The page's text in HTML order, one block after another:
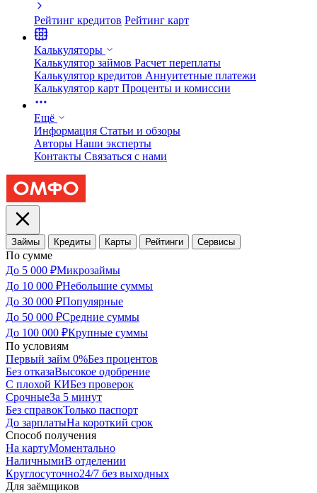
Рейтинг кредитов Рейтинг карт
Калькуляторы
Калькулятор займов Расчет переплаты
Калькулятор кредитов Аннуитетные платежи
Калькулятор карт Проценты и комиссии
Ещё
Информация Статьи и обзоры
Авторы Наши эксперты
Контакты Связаться с нами
Займы Кредиты Карты Рейтинги Сервисы
По сумме
До 5 000 ₽Микрозаймы
До 10 000 ₽Небольшие суммы
До 30 000 ₽Популярные
До 50 000 ₽Средние суммы
До 100 000 ₽Крупные суммы
По условиям
Первый займ 0%Без процентов
Без отказаВысокое одобрение
С плохой КИБез проверок
СрочныеЗа 5 минут
Без справокТолько паспорт
До зарплатыНа короткий срок
Способ получения
На картуМоментально
НаличнымиВ отделении
Круглосуточно24/7 без выходных
Для заёмщиков